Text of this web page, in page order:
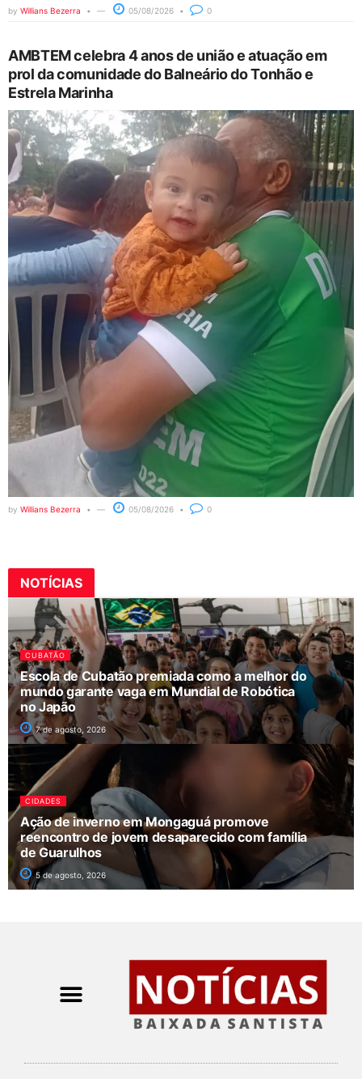
by Willians Bezerra 05/08/2026 0
AMBTEM celebra 4 anos de união e atuação em
prol da comunidade do Balneário do Tonhão e
Estrela Marinha
by Willians Bezerra 05/08/2026 0
NOTÍCIAS
CUBATÃO
Escola de Cubatão premiada como a melhor do
mundo garante vaga em Mundial de Robótica
no Japão
7 de agosto, 2026
CIDADES
Ação de inverno em Mongaguá promove
reencontro de jovem desaparecido com família
de Guarulhos
5 de agosto, 2026